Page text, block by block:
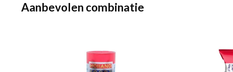
Aanbevolen combinatie